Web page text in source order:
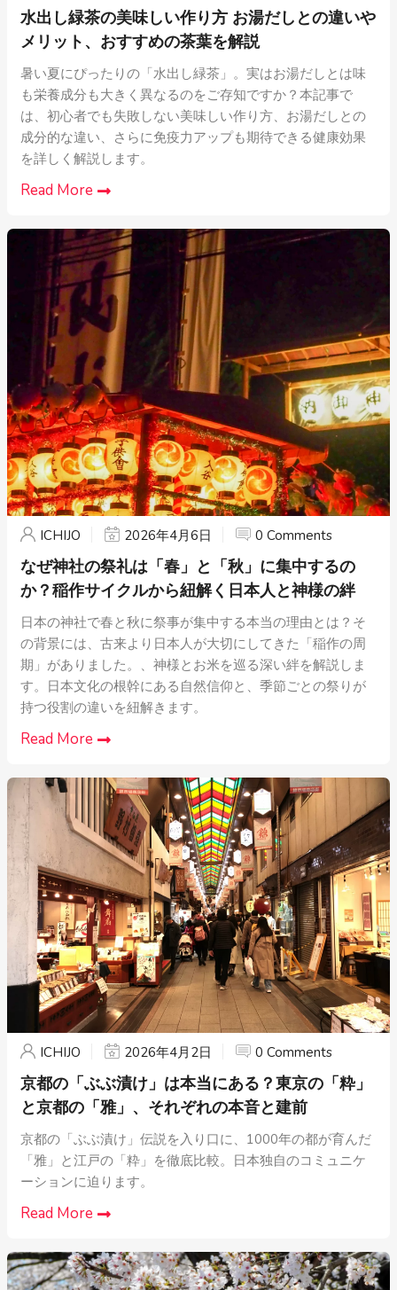
水出し緑茶の美味しい作り方 お湯だしとの違いや
メリット、おすすめの茶葉を解説
暑い夏にぴったりの「水出し緑茶」。実はお湯だしとは味
も栄養成分も大きく異なるのをご存知ですか？本記事で
は、初心者でも失敗しない美味しい作り方、お湯だしとの
成分的な違い、さらに免疫力アップも期待できる健康効果
を詳しく解説します。
Read More
ICHIJO 2026年4月6日 0 Comments
なぜ神社の祭礼は「春」と「秋」に集中するの
か？稲作サイクルから紐解く日本人と神様の絆
日本の神社で春と秋に祭事が集中する本当の理由とは？そ
の背景には、古来より日本人が大切にしてきた「稲作の周
期」がありました。、神様とお米を巡る深い絆を解説しま
す。日本文化の根幹にある自然信仰と、季節ごとの祭りが
持つ役割の違いを紐解きます。
Read More
ICHIJO 2026年4月2日 0 Comments
京都の「ぶぶ漬け」は本当にある？東京の「粋」
と京都の「雅」、それぞれの本音と建前
京都の「ぶぶ漬け」伝説を入り口に、1000年の都が育んだ
「雅」と江戸の「粋」を徹底比較。日本独自のコミュニケ
ーションに迫ります。
Read More